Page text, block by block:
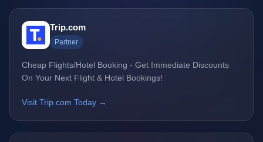
Trip.com
Partner
Cheap Flights/Hotel Booking - Get Immediate Discounts
On Your Next Flight & Hotel Bookings!
Visit Trip.com Today →